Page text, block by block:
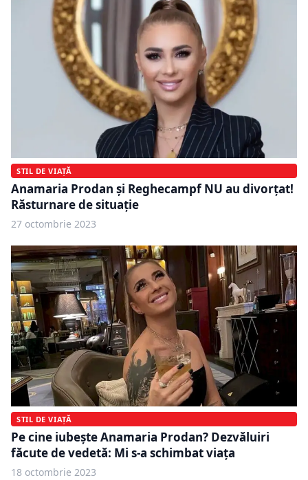
STIL DE VIAȚĂ
Anamaria Prodan şi Reghecampf NU au divorțat!
Răsturnare de situație
27 octombrie 2023
STIL DE VIAȚĂ
Pe cine iubește Anamaria Prodan? Dezvăluiri
făcute de vedetă: Mi s-a schimbat viața
18 octombrie 2023